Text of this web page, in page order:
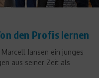
den Profis lernen
Jansen ein junges
aus seiner Zeit als